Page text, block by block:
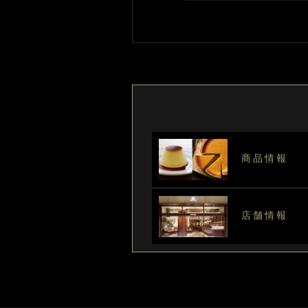
商品情報
店舗情報